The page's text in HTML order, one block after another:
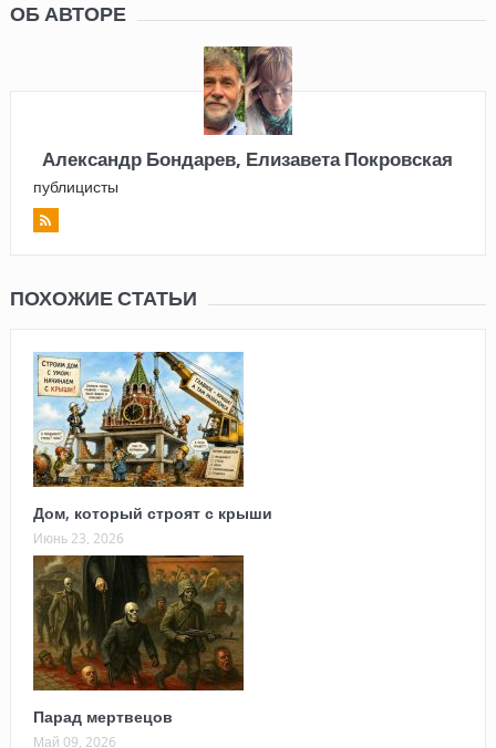
ОБ АВТОРЕ
Александр Бондарев, Елизавета Покровская
публицисты
ПОХОЖИЕ СТАТЬИ
Дом, который строят с крыши
Июнь 23, 2026
Парад мертвецов
Май 09, 2026